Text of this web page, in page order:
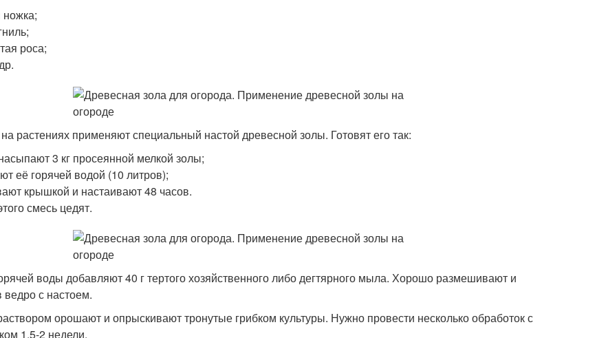
роса;
растениях применяют специальный настой древесной золы. Готовят его так:
3 кг просеянной мелкой золы;
её горячей водой (10 литров);
крышкой и настаивают 48 часов.
смесь цедят.
воды добавляют 40 г тертого хозяйственного либо дегтярного мыла. Хорошо размешивают и
ведро с настоем.
орошают и опрыскивают тронутые грибком культуры. Нужно провести несколько обработок с
1,5-2 недели.